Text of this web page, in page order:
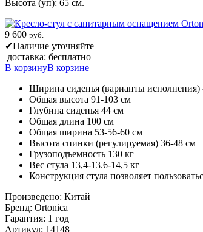
Высота (уп): 65 см.
9 600 руб.
✔Наличие уточняйте
доставка: бесплатно
В корзинуВ корзине
Ширина сиденья (варианты исполнения)
Общая высота 91-103 см
Глубина сиденья 44 см
Общая длина 100 см
Общая ширина 53-56-60 см
Высота спинки (регулируемая) 36-48 см
Грузоподъемность 130 кг
Вес стула 13,4-13.6-14,5 кг
Конструкция стула позволяет
Произведено: Китай
Бренд: Ortonica
Гарантия: 1 год
Артикул: 14148